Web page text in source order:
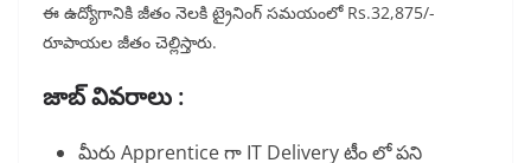
ఈ ఉద్యోగానికి జీతం నెలకి ట్రైనింగ్ సమయంలో Rs.32,875/-
రూపాయల జీతం చెల్లిస్తారు.
జాబ్ వివరాలు :
మీరు Apprentice గా IT Delivery టీం లో పని